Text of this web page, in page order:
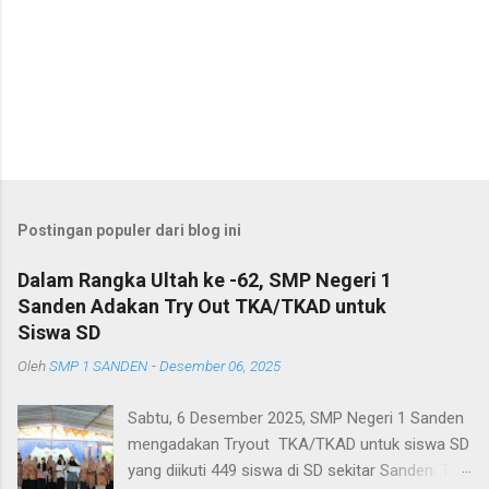
Postingan populer dari blog ini
Dalam Rangka Ultah ke -62, SMP Negeri 1
Sanden Adakan Try Out TKA/TKAD untuk
Siswa SD
OlehSMP 1 SANDEN -Desember 06, 2025
Sabtu, 6 Desember 2025, SMP Negeri 1 Sanden
mengadakan Tryout TKA/TKAD untuk siswa SD
yang diikuti 449 siswa di SD sekitar Sanden. Try